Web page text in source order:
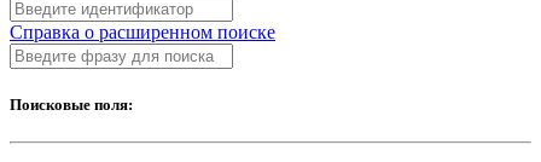
Справка о расширенном поиске
Поисковые поля: